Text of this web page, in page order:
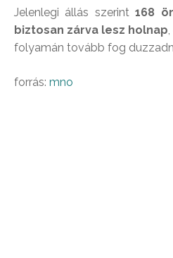
Jelenlegi állás szerint168
biztosan zárva lesz holnap
folyamán tovább fog
forrás: mno